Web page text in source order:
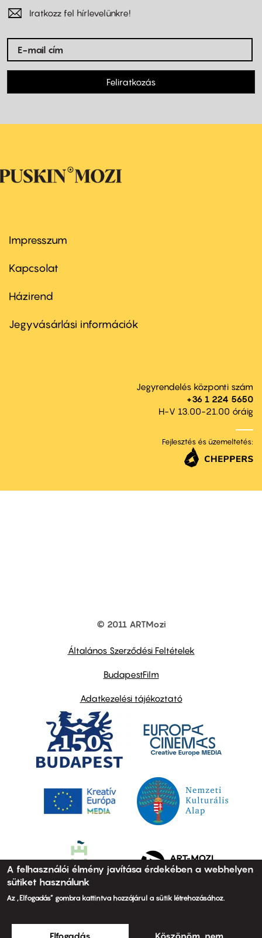
Iratkozz fel hírlevelünkre!
Feliratkozás
Footer
first
Impresszum
Kapcsolat
Footer
second
Házirend
Jegyvásárlási információk
Jegyrendelés központi szám
+36 1 224 5650
H-V 13.00-21.00 óráig
Fejlesztés és üzemeltetés:
© 2011 ARTMozi
Általános Szerződési Feltételek
BudapestFilm
Adatkezelési tájékoztató
A felhasználói élmény javítása érdekében a webhelyen
sütiket használunk
Az „Elfogadás” gombra kattintva hozzájárul a sütik létrehozásához.
Elfogadás Köszönöm, nem